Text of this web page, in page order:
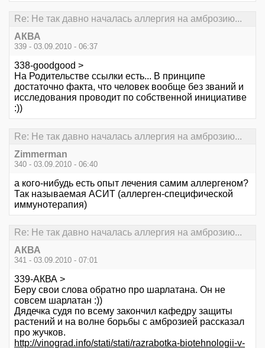
Re: Не так давно началась аллергия на амброзию...
АКВА
339 - 03.09.2010 - 06:37
338-goodgood >
На Родительстве ссылки есть... В принципе
достаточно факта, что человек вообще без званий и
исследования проводит по собственной инициативе
:))
Re: Не так давно началась аллергия на амброзию...
Zimmerman
340 - 03.09.2010 - 06:40
а кого-нибудь есть опыт лечения самим аллергеном?
Так называемая АСИТ (аллерген-специфической
иммунотерапия)
Re: Не так давно началась аллергия на амброзию...
АКВА
341 - 03.09.2010 - 07:01
339-АКВА >
Беру свои слова обратно про шарлатана. Он не
совсем шарлатан :))
Дядечка судя по всему закончил кафедру защиты
растений и на волне борьбы с амброзией рассказал
про жучков.
http://vinograd.info/stati/stati/razrabotka-biotehnologii-v-